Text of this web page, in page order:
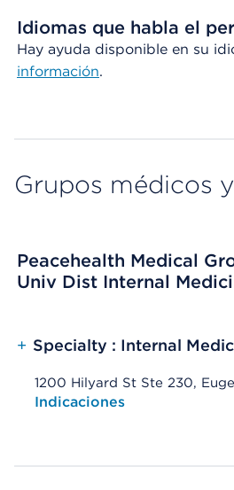
Idiomas que habla el
Hay ayuda disponible en su
información.
Grupos médicos
Peacehealth Medical
Univ Dist Internal
+ Specialty : Internal
1200 Hilyard St Ste 230,
Opens native map
Indicaciones